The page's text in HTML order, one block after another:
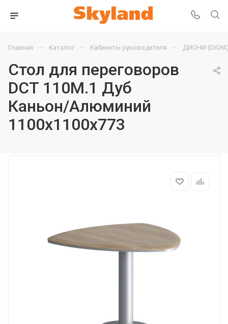
Главная — Каталог — Кабинеты руководителя — ДИОНИ
Стол для переговоров
DCT 110M.1 Дуб
Каньон/Алюминий
1100х1100х773